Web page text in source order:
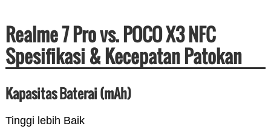
Realme 7 Pro vs. POCO X3 NFC
Spesifikasi & Kecepatan Patokan
Kapasitas Baterai (mAh)
Tinggi lebih Baik